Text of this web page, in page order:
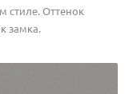
стиле. Оттенок
замка.